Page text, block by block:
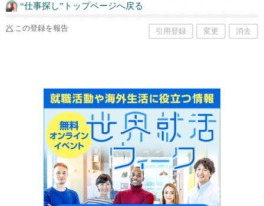
“仕事探し”トップページへ戻る
この登録を報告 引用登録 変更 消去